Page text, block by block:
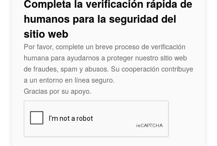
Completa la verificación rápida de
humanos para la seguridad del
sitio web
Por favor, complete un breve proceso de verificación
humana para ayudarnos a proteger nuestro sitio web
de fraudes, spam y abusos. Su cooperación contribuye
a un entorno en línea seguro.
Gracias por su apoyo.